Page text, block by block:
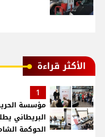
الأكثر قراءة
1
مؤسسة
البريطاني
الحوكمة